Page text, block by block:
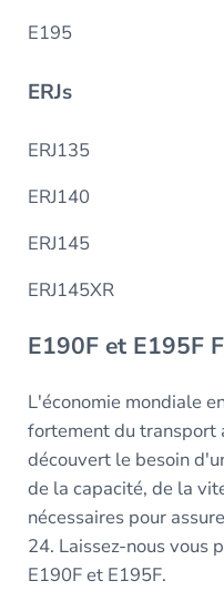
E195
ERJs
ERJ135
ERJ140
ERJ145
ERJ145XR
E190F et E195F
L'économie mondiale
fortement du transport
découvert le besoin
de la capacité, de la
nécessaires pour
24. Laissez-nous vous
E190F et E195F.